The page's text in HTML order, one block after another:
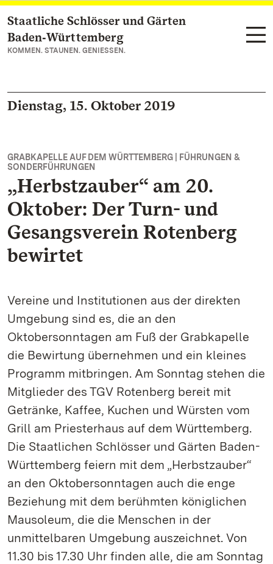
Zum Hauptinhalt springen
Staatliche Schlösser und Gärten
Baden‑Württemberg
KOMMEN. STAUNEN. GENIESSEN.
Dienstag, 15. Oktober 2019
GRABKAPELLE AUF DEM WÜRTTEMBERG | FÜHRUNGEN &
SONDERFÜHRUNGEN
„Herbstzauber“ am 20.
Oktober: Der Turn- und
Gesangsverein Rotenberg
bewirtet
Vereine und Institutionen aus der direkten
Umgebung sind es, die an den
Oktobersonntagen am Fuß der Grabkapelle
die Bewirtung übernehmen und ein kleines
Programm mitbringen. Am Sonntag stehen die
Mitglieder des TGV Rotenberg bereit mit
Getränke, Kaffee, Kuchen und Würsten vom
Grill am Priesterhaus auf dem Württemberg.
Die Staatlichen Schlösser und Gärten Baden-
Württemberg feiern mit dem „Herbstzauber“
an den Oktobersonntagen auch die enge
Beziehung mit dem berühmten königlichen
Mausoleum, die die Menschen in der
unmittelbaren Umgebung auszeichnet. Von
11.30 bis 17.30 Uhr finden alle, die am Sonntag